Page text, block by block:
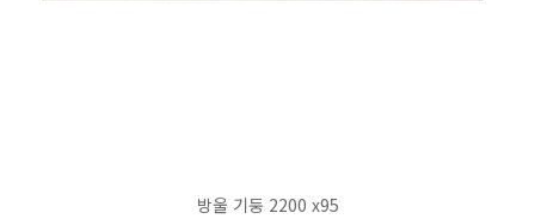
방울 기둥 2200 x95